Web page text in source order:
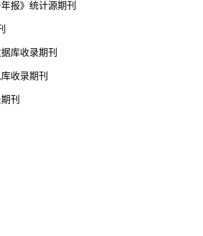
报》统计源期刊
库收录期刊
收录期刊
刊